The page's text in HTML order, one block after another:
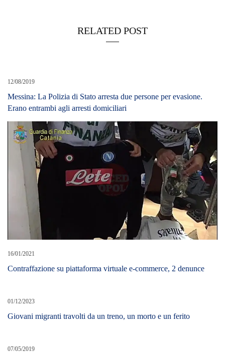
RELATED POST
12/08/2019
Messina: La Polizia di Stato arresta due persone per evasione.
Erano entrambi agli arresti domiciliari
16/01/2021
Contraffazione su piattaforma virtuale e-commerce, 2 denunce
01/12/2023
Giovani migranti travolti da un treno, un morto e un ferito
07/05/2019